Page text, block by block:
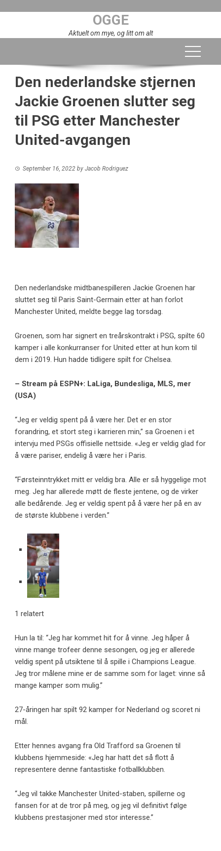
OGGE
Aktuelt om mye, og litt om alt
Den nederlandske stjernen
Jackie Groenen slutter seg
til PSG etter Manchester
United-avgangen
September 16, 2022 by Jacob Rodriguez
Den nederlandske midtbanespilleren Jackie Groenen har
sluttet seg til Paris Saint-Germain etter at han forlot
Manchester United, meldte begge lag torsdag.
Groenen, som har signert en treårskontrakt i PSG, spilte 60
kamper i alle konkurranser for United etter at hun kom til
dem i 2019. Hun hadde tidligere spilt for Chelsea.
– Stream på ESPN+: LaLiga, Bundesliga, MLS, mer
(USA)
“Jeg er veldig spent på å være her. Det er en stor
forandring, et stort steg i karrieren min,” sa Groenen i et
intervju med PSGs offisielle nettside. «Jeg er veldig glad for
å være pariser, endelig å være her i Paris.
“Førsteinntrykket mitt er veldig bra. Alle er så hyggelige mot
meg. Jeg har allerede møtt de fleste jentene, og de virker
alle bedårende. Jeg er veldig spent på å være her på en av
de største klubbene i verden.”
1 relatert
Hun la til: “Jeg har kommet hit for å vinne. Jeg håper å
vinne mange trofeer denne sesongen, og jeg er allerede
veldig spent på utsiktene til å spille i Champions League.
Jeg tror målene mine er de samme som for laget: vinne så
mange kamper som mulig.”
27-åringen har spilt 92 kamper for Nederland og scoret ni
mål.
Etter hennes avgang fra Old Trafford sa Groenen til
klubbens hjemmeside: «Jeg har hatt det så flott å
representere denne fantastiske fotballklubben.
“Jeg vil takke Manchester United-staben, spillerne og
fansen for at de tror på meg, og jeg vil definitivt følge
klubbens prestasjoner med stor interesse.”